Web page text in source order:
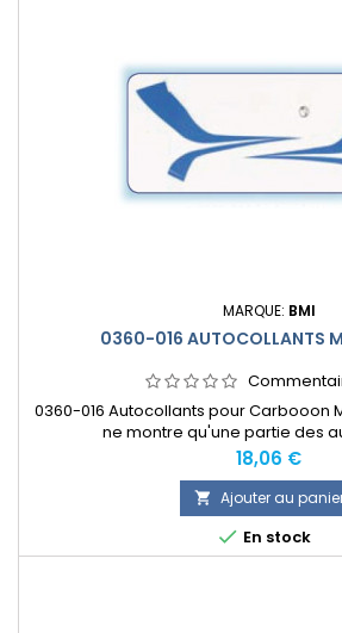
MARQUE: BMI
0360-016 AUTOCOLLANTS
0360-016 Autocollants pour Carbooon
ne montre qu'une partie des
Prix
18,06 €
 Ajouter au
 En stock